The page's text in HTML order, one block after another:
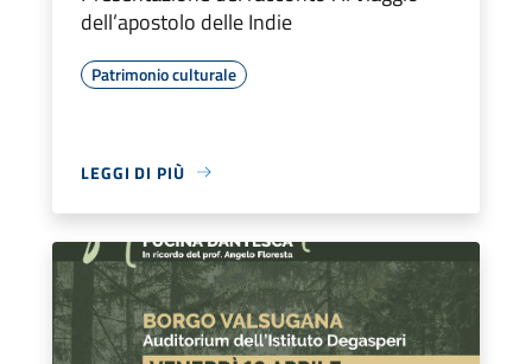
dell’apostolo delle Indie
Patrimonio culturale
LEGGI DI PIÙ